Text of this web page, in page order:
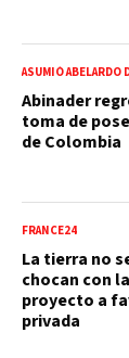
ASUMIÓ ABELARDO
Abinader
toma de
de Colombia
FRANCE24
La tierra no
chocan con
proyecto a
privada